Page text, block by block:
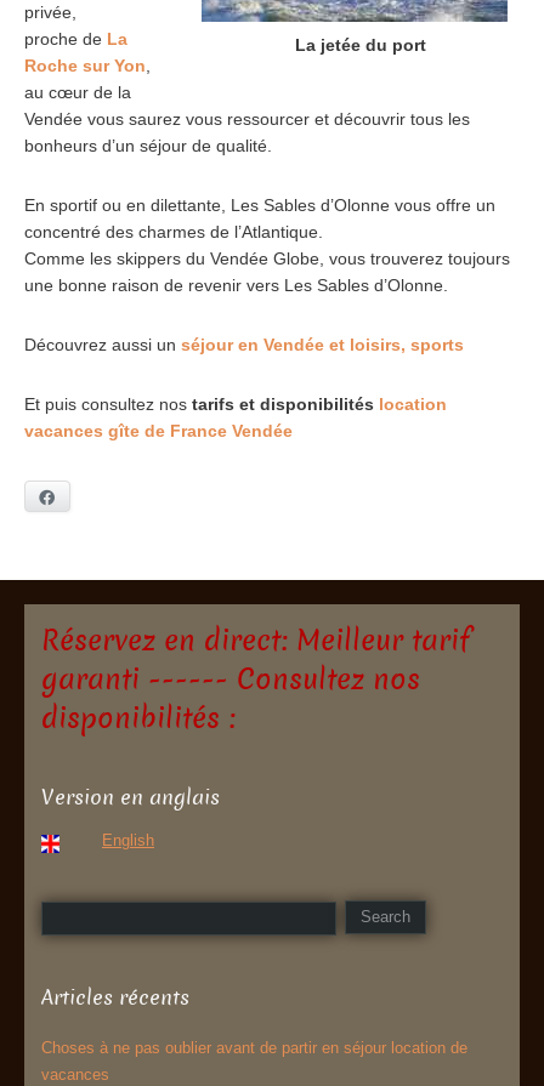
La jetée du port
privée,
proche de La
Roche sur Yon
au cœur de la
Vendée vous saurez vous ressourcer et découvrir tous les
bonheurs d’un séjour de qualité.
En sportif ou en dilettante, Les Sables d’Olonne vous offre un
concentré des charmes de l’Atlantique.
Comme les skippers du Vendée Globe, vous trouverez toujours
une bonne raison de revenir vers Les Sables d’Olonne.
Découvrez aussi un séjour en Vendée et loisirs, sports
Et puis consultez nos tarifs et disponibilités location
vacances gîte de France Vendée
Réservez en direct: Meilleur tarif
garanti ------ Consultez nos
disponibilités :
Version en anglais
English
Articles récents
Choses à ne pas oublier avant de partir en séjour location de
vacances